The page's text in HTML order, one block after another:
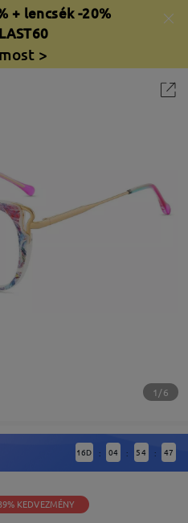
+ lencsék -20%
LAST60
>
1/6
16D : 04 : 54 : 46
KEDVEZMÉNY